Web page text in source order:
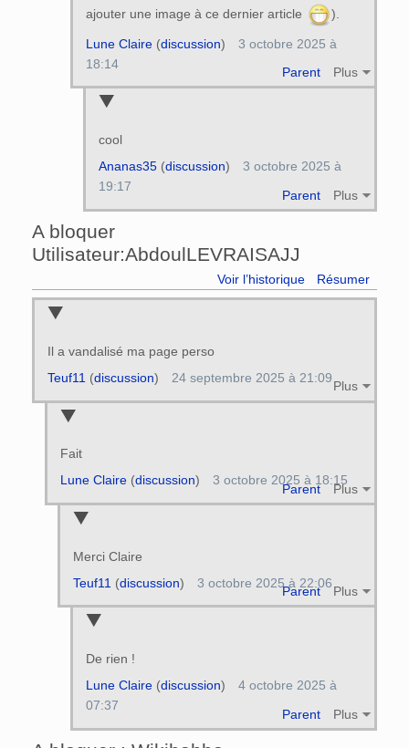
ajouter une image à ce dernier article
).
Parent Plus
Lune Claire(discussion)
3 octobre 2025 à
18:14
cool
Parent Plus
Ananas35(discussion)
3 octobre 2025 à
19:17
A bloquer
Utilisateur:AbdoulLEVRAISAJJ
Voir l’historique Résumer
Il a vandalisé ma page perso
Plus
Teuf11 (discussion) 24 septembre 2025 à 21:09
Fait
Parent Plus
Lune Claire(discussion) 3 octobre 2025 à 18:15
Merci Claire
Parent Plus
Teuf11 (discussion) 3 octobre 2025 à 22:06
De rien !
Parent Plus
Lune Claire(discussion)
4 octobre 2025 à
07:37